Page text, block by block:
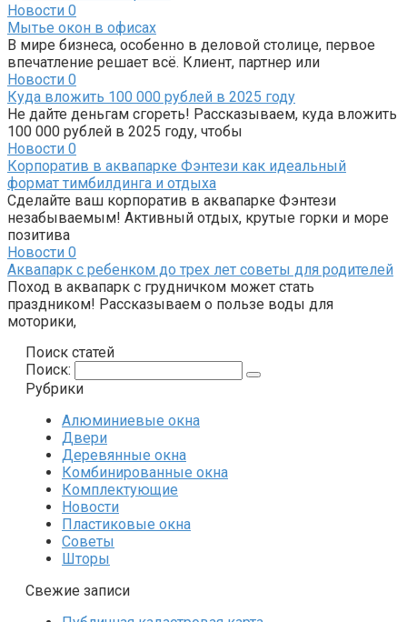
Новости 0
Мытье окон в офисах
В мире бизнеса, особенно в деловой столице, первое
впечатление решает всё. Клиент, партнер или
Новости 0
Куда вложить 100 000 рублей в 2025 году
Не дайте деньгам сгореть! Рассказываем, куда вложить
100 000 рублей в 2025 году, чтобы
Новости 0
Корпоратив в аквапарке Фэнтези как идеальный
формат тимбилдинга и отдыха
Сделайте ваш корпоратив в аквапарке Фэнтези
незабываемым! Активный отдых, крутые горки и море
позитива
Новости 0
Аквапарк с ребенком до трех лет советы для родителей
Поход в аквапарк с грудничком может стать
праздником! Рассказываем о пользе воды для
моторики,
Поиск статей
Поиск:
Рубрики
Алюминиевые окна
Двери
Деревянные окна
Комбинированные окна
Комплектующие
Новости
Пластиковые окна
Советы
Шторы
Свежие записи